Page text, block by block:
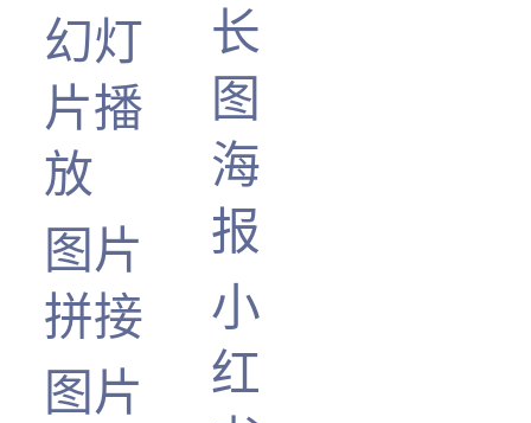
幻灯
片播
放
图片
拼接
图片
长
图
海
报
小
红